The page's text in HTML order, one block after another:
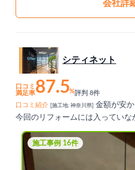
会社詳
シティネット
口コミ
満足率87.5%評判 8件
口コミ紹介
[施工地: 神奈川県]
金額が安
今回のリフォームには入っていな
施工事例 16件